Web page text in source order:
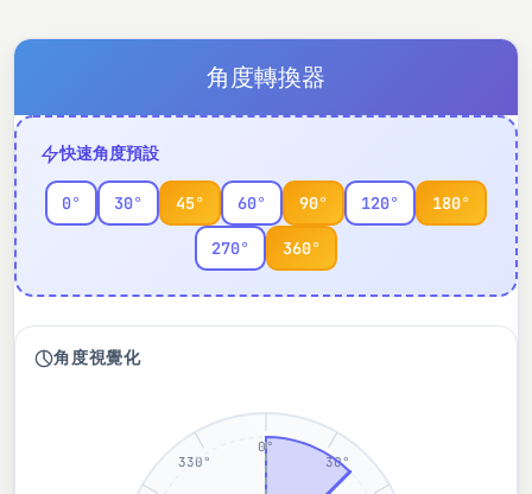
角度轉換器
快速角度預設
0° 30° 45° 60° 90° 120° 180°
270° 360°
角度視覺化
0°
30°
330°